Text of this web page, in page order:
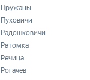
Пружаны
Пуховичи
Радошковичи
Ратомка
Речица
Рогачев